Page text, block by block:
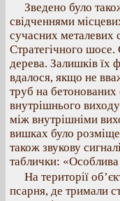
Зведено було
свідченнями
сучасних металевих
Стратегічного
дерева. Залишків їх
вдалося, якщо не
труб на
внутрішнього
між внутрішніми
вишках було
також звукову
таблички:
На території
псарня, де тримали